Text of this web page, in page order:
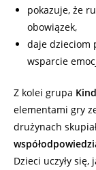
pokazuje, że
obowiązek,
daje dzieciom
wsparcie
Z kolei grupa
elementami gry
drużynach
Dzieci uczyły